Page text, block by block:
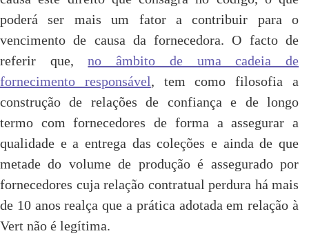
poderá ser mais um fator a contribuir para o
vencimento de causa da fornecedora. O facto de
referir que,no âmbito de uma cadeia de
fornecimento responsável, tem como filosofia a
construção de relações de confiança e de longo
termo com fornecedores de forma a assegurar a
qualidade e a entrega das coleções e ainda de que
metade do volume de produção é assegurado por
fornecedores cuja relação contratual perdura há mais
de 10 anos realça que a prática adotada em relação à
Vert não é legítima.